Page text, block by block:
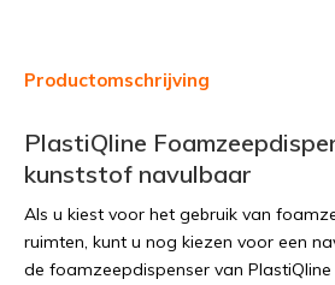
Productomschrijving
PlastiQline
kunststof navulbaar
Als u kiest voor het gebruik van
ruimten, kunt u nog kiezen voor een
de foamzeepdispenser van